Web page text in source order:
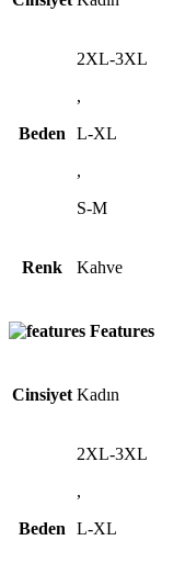
Beden
2XL-3XL
,
L-XL
,
S-M
Renk Kahve
Features
Cinsiyet Kadın
Beden
2XL-3XL
,
L-XL